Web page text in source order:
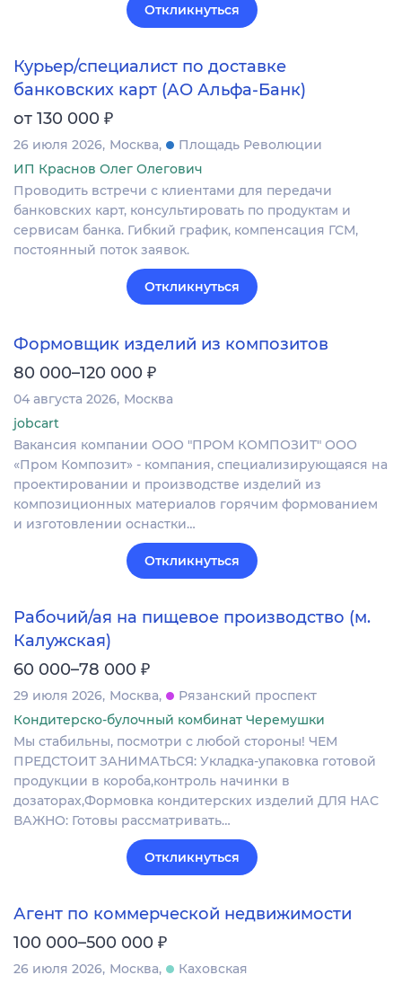
Откликнуться
Курьер/специалист по доставке
банковских карт (АО Альфа-Банк)
от 130 000 ₽
26 июля 2026 Москва
Площадь Революции
ИП Краснов Олег Олегович
Проводить встречи с клиентами для передачи
банковских карт, консультировать по продуктам и
сервисам банка. Гибкий график, компенсация ГСМ,
постоянный поток заявок.
Откликнуться
Формовщик изделий из композитов
80 000–120 000 ₽
04 августа 2026 Москва
jobcart
Вакансия компании ООО "ПРОМ КОМПОЗИТ" ООО
«Пром Композит» - компания, специализирующаяся на
проектировании и производстве изделий из
композиционных материалов горячим формованием
и изготовлении оснастки…
Откликнуться
Рабочий/ая на пищевое производство (м.
Калужская)
60 000–78 000 ₽
29 июля 2026 Москва
Рязанский проспект
Кондитерско-булочный комбинат Черемушки
Мы стабильны, посмотри с любой стороны! ЧЕМ
ПРЕДСТОИТ ЗАНИМАТЬСЯ: Укладка-упаковка готовой
продукции в короба,контроль начинки в
дозаторах,Формовка кондитерских изделий ДЛЯ НАС
ВАЖНО: Готовы рассматривать…
Откликнуться
Агент по коммерческой недвижимости
100 000–500 000 ₽
26 июля 2026 Москва
Каховская